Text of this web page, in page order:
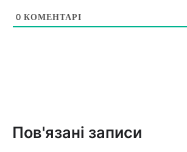
0 КОМЕНТАРІ
Пов'язані записи